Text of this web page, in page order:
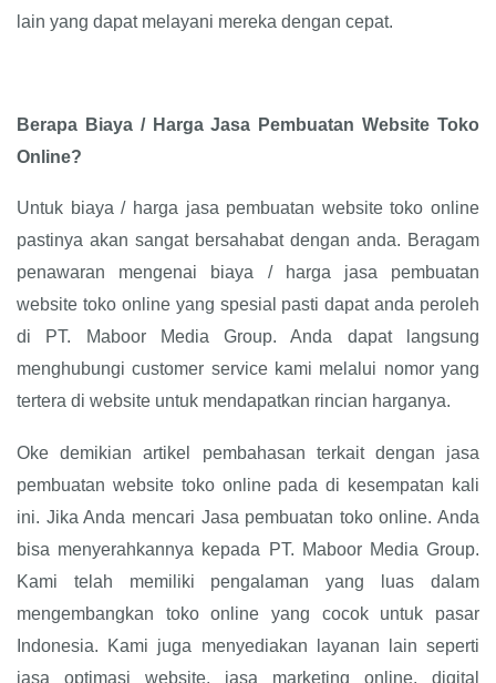
lain yang dapat melayani mereka dengan cepat.
Berapa Biaya / Harga Jasa Pembuatan Website Toko
Online?
Untuk biaya / harga jasa pembuatan website toko online
pastinya akan sangat bersahabat dengan anda. Beragam
penawaran mengenai biaya / harga jasa pembuatan
website toko online yang spesial pasti dapat anda peroleh
di PT. Maboor Media Group. Anda dapat langsung
menghubungi customer service kami melalui nomor yang
tertera di website untuk mendapatkan rincian harganya.
Oke demikian artikel pembahasan terkait dengan jasa
pembuatan website toko online pada di kesempatan kali
ini. Jika Anda mencari Jasa pembuatan toko online. Anda
bisa menyerahkannya kepada PT. Maboor Media Group.
Kami telah memiliki pengalaman yang luas dalam
mengembangkan toko online yang cocok untuk pasar
Indonesia. Kami juga menyediakan layanan lain seperti
jasa optimasi website, jasa marketing online, digital